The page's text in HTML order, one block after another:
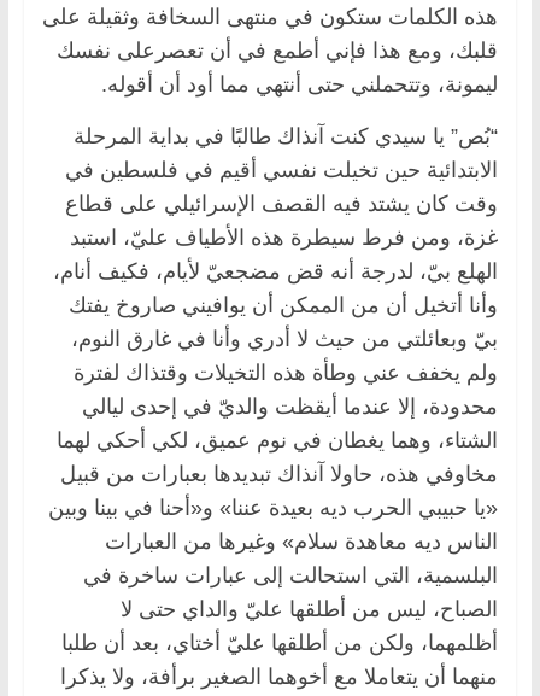
هذه الكلمات ستكون في منتهى السخافة وثقيلة على
قلبك، ومع هذا فإني أطمع في أن تعصرعلى نفسك
ليمونة، وتتحملني حتى أنتهي مما أود أن أقوله.
“بُص” يا سيدي كنت آنذاك طالبًا في بداية المرحلة
الابتدائية حين تخيلت نفسي أقيم في فلسطين في
وقت كان يشتد فيه القصف الإسرائيلي على قطاع
غزة، ومن فرط سيطرة هذه الأطياف عليّ، استبد
الهلع بيّ، لدرجة أنه قض مضجعيّ لأيام، فكيف أنام،
وأنا أتخيل أن من الممكن أن يوافيني صاروخ يفتك
بيّ وبعائلتي من حيث لا أدري وأنا في غارق النوم،
ولم يخفف عني وطأة هذه التخيلات وقتذاك لفترة
محدودة، إلا عندما أيقظت والديّ في إحدى ليالي
الشتاء، وهما يغطان في نوم عميق، لكي أحكي لهما
مخاوفي هذه، حاولا آنذاك تبديدها بعبارات من قبيل
«يا حبيبي الحرب ديه بعيدة عننا» و«أحنا في بينا وبين
الناس ديه معاهدة سلام» وغيرها من العبارات
البلسمية، التي استحالت إلى عبارات ساخرة في
الصباح، ليس من أطلقها عليّ والداي حتى لا
أظلمهما، ولكن من أطلقها عليّ أختاي، بعد أن طلبا
منهما أن يتعاملا مع أخوهما الصغير برأفة، ولا يذكرا